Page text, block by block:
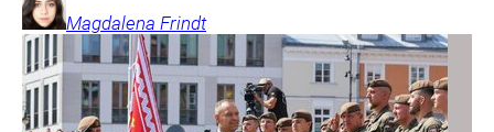
Magdalena Frindt